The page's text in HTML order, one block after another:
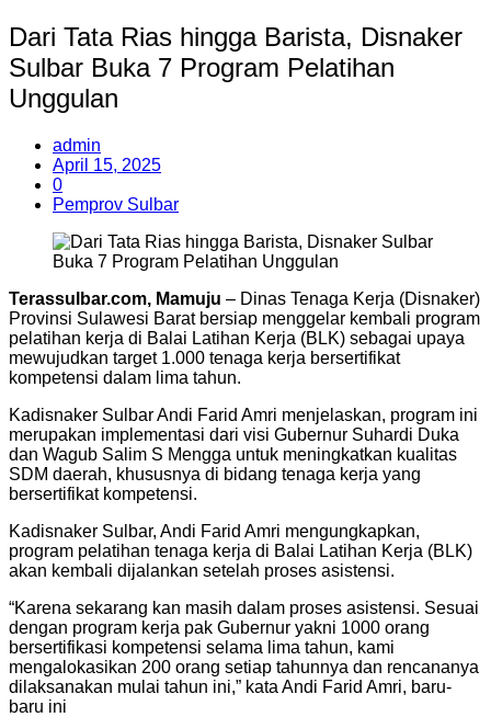
Dari Tata Rias hingga Barista, Disnaker
Sulbar Buka 7 Program Pelatihan
Unggulan
admin
April 15, 2025
0
Pemprov Sulbar
Terassulbar.com, Mamuju – Dinas Tenaga Kerja (Disnaker)
Provinsi Sulawesi Barat bersiap menggelar kembali program
pelatihan kerja di Balai Latihan Kerja (BLK) sebagai upaya
mewujudkan target 1.000 tenaga kerja bersertifikat
kompetensi dalam lima tahun.
Kadisnaker Sulbar Andi Farid Amri menjelaskan, program ini
merupakan implementasi dari visi Gubernur Suhardi Duka
dan Wagub Salim S Mengga untuk meningkatkan kualitas
SDM daerah, khususnya di bidang tenaga kerja yang
bersertifikat kompetensi.
Kadisnaker Sulbar, Andi Farid Amri mengungkapkan,
program pelatihan tenaga kerja di Balai Latihan Kerja (BLK)
akan kembali dijalankan setelah proses asistensi.
“Karena sekarang kan masih dalam proses asistensi. Sesuai
dengan program kerja pak Gubernur yakni 1000 orang
bersertifikasi kompetensi selama lima tahun, kami
mengalokasikan 200 orang setiap tahunnya dan rencananya
dilaksanakan mulai tahun ini,” kata Andi Farid Amri, baru-
baru ini